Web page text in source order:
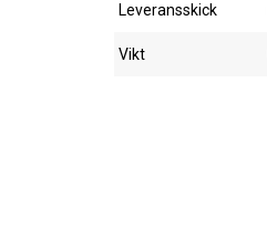
Leveransskick
Vikt